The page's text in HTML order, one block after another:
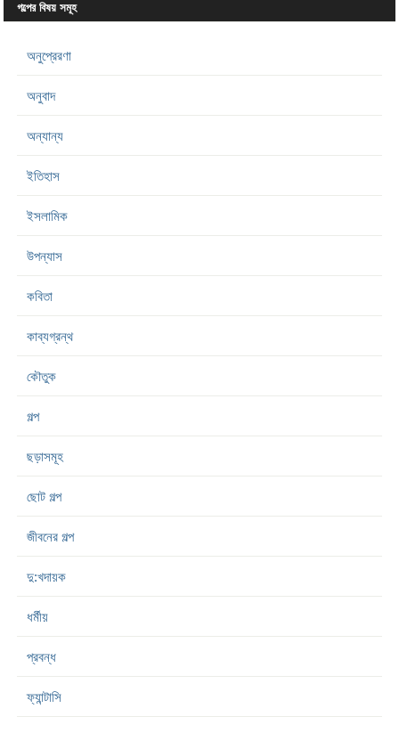
গল্পের বিষয় সমূহ
অনুপ্রেরণা
অনুবাদ
অন্যান্য
ইতিহাস
ইসলামিক
উপন্যাস
কবিতা
কাব্যগ্রন্থ
কৌতুক
গল্প
ছড়াসমূহ
ছোট গল্প
জীবনের গল্প
দু:খদায়ক
ধর্মীয়
প্রবন্ধ
ফ্যান্টাসি